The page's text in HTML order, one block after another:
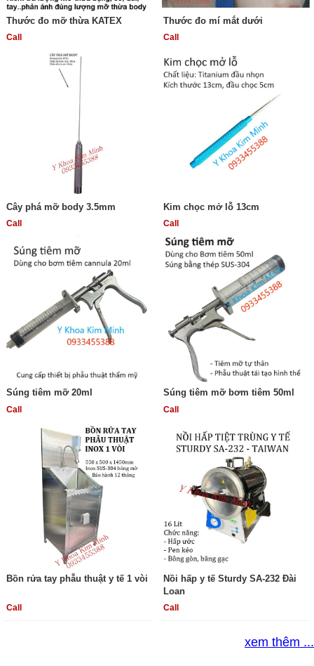
Thước đo mỡ thừa KATEX
Call
Thước đo mí mắt dưới
Call
Cây phá mỡ body 3.5mm
Call
Kim chọc mở lỗ 13cm
Call
Súng tiêm mỡ 20ml
Call
Súng tiêm mỡ bơm tiêm 50ml
Call
Bồn rửa tay phẫu thuật y tế 1 vòi
Call
Nồi hấp y tế Sturdy SA-232 Đài
Loan
Call
xem thêm ...